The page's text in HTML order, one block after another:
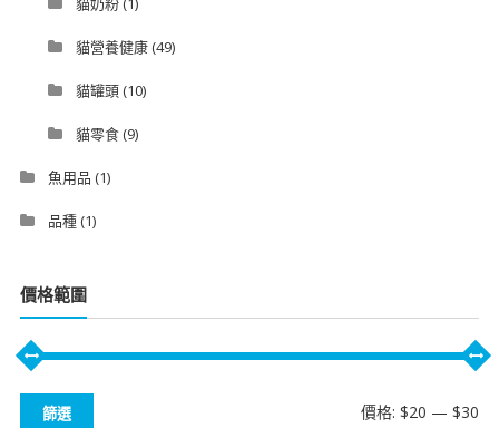
貓營養健康(49)
貓罐頭(10)
貓零食(9)
魚用品 (1)
品種(1)
價格範圍
篩選 價格:$20 —$30